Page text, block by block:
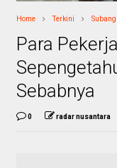
Home Terkini Subang
Para
Sebabnya
0 radar nusantara